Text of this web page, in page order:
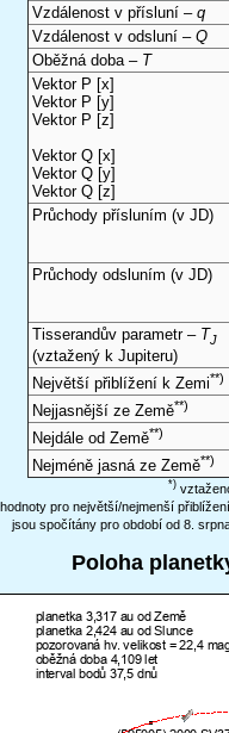
Vzdálenost v přísluní – q
Vzdálenost v odsluní – Q
Oběžná doba – T
Vektor P [x]
Vektor P [y]
Vektor P [z]
Vektor Q [x]
Vektor Q [y]
Vektor Q [z]
Průchody přísluním (v JD)
Průchody odsluním (v JD)
Tisserandův parametr – TJ
(vztažený k Jupiteru)
Největší přiblížení k Zemi**)
Nejjasnější ze Země**)
Nejdále od Země**)
Nejméně jasná ze Země**)
*)
hodnoty pro největší/nejmenší
jsou spočítány pro období od 8.
Poloha